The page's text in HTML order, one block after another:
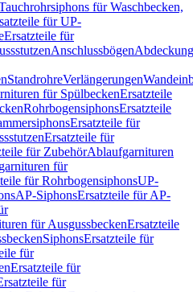
für Waschbecken,
für UP-
Ersatzteile für
Anschlussbögen
StandrohreVerlängerungen
für SpülbeckenErsatzteile
RohrbogensiphonsErsatzteile
Ersatzteile für
Ersatzteile für
für ZubehörAblaufgarnituren
für
für RohrbogensiphonsUP-
AP-SiphonsErsatzteile für AP-
für AusgussbeckenErsatzteile
SiphonsErsatzteile für
für
Ersatzteile für
für